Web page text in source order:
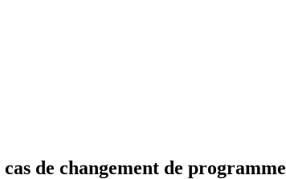
de changement de programme